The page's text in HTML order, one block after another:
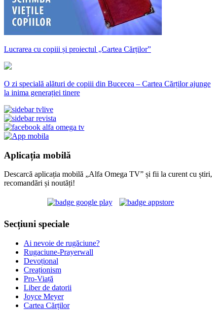
Lucrarea cu copiii și proiectul „Cartea Cărților”
O zi specială alături de copiii din Bucecea – Cartea Cărților ajunge
la inima generației tinere
Aplicația mobilă
Descarcă aplicația mobilă „Alfa Omega TV” și fii la curent cu știri,
recomandări și noutăți!
Secțiuni speciale
Ai nevoie de rugăciune?
Rugaciune-Prayerwall
Devoțional
Creaționism
Pro-Viață
Liber de datorii
Joyce Meyer
Cartea Cărților